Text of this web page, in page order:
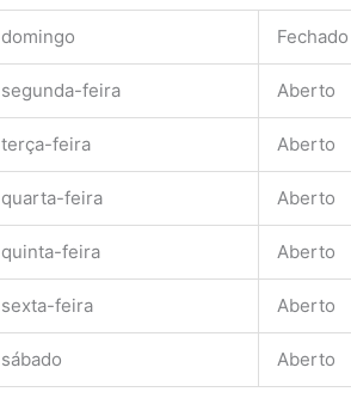
domingo Fechado
segunda-feira Aberto
terça-feira Aberto
quarta-feira Aberto
quinta-feira Aberto
sexta-feira Aberto
sábado Aberto